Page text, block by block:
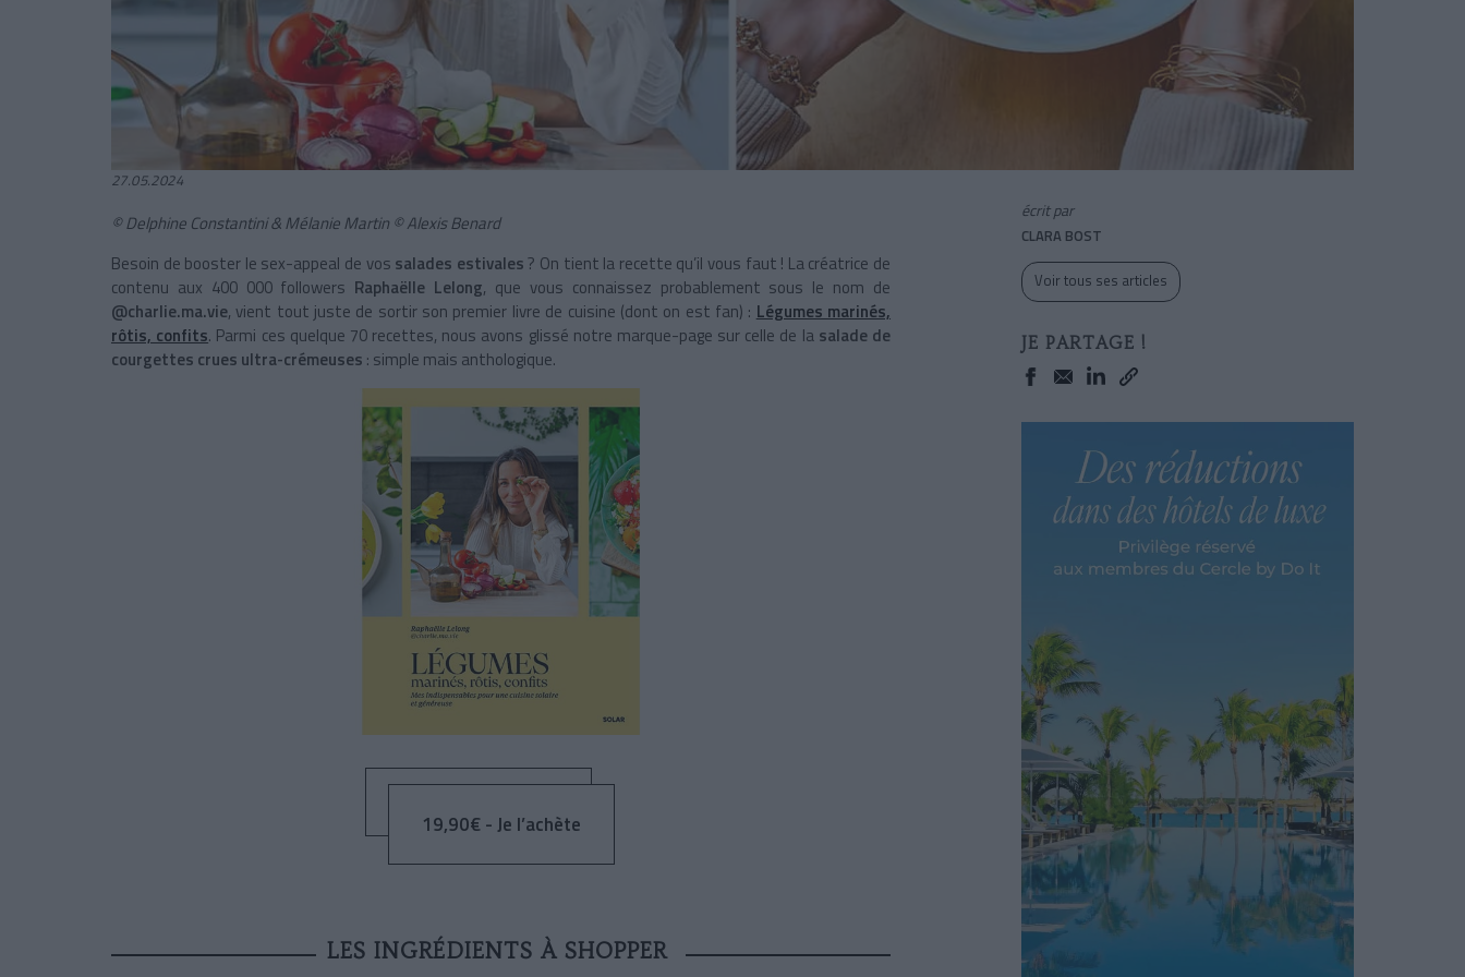
27.05.2024
© Delphine Constantini & Mélanie Martin © Alexis Benard
Besoin de booster le sex-appeal de vos salades estivales? On tient la recette qu’il vous faut ! La créatrice de
contenu aux 400 000 followers Raphaëlle Lelong, que vous connaissez probablement sous le nom de
@charlie.ma.vie, vient tout juste de sortir son premier livre de cuisine (dont on est fan) : Légumes marinés,
rôtis, confits. Parmi ces quelque 70 recettes, nous avons glissé notre marque-page sur celle de la salade de
courgettes crues ultra-crémeuses : simple mais anthologique.
19,90€ - Je l’achète
LES INGRÉDIENTS À SHOPPER
écrit par
CLARA BOST
Voir tous ses articles
JE PARTAGE !